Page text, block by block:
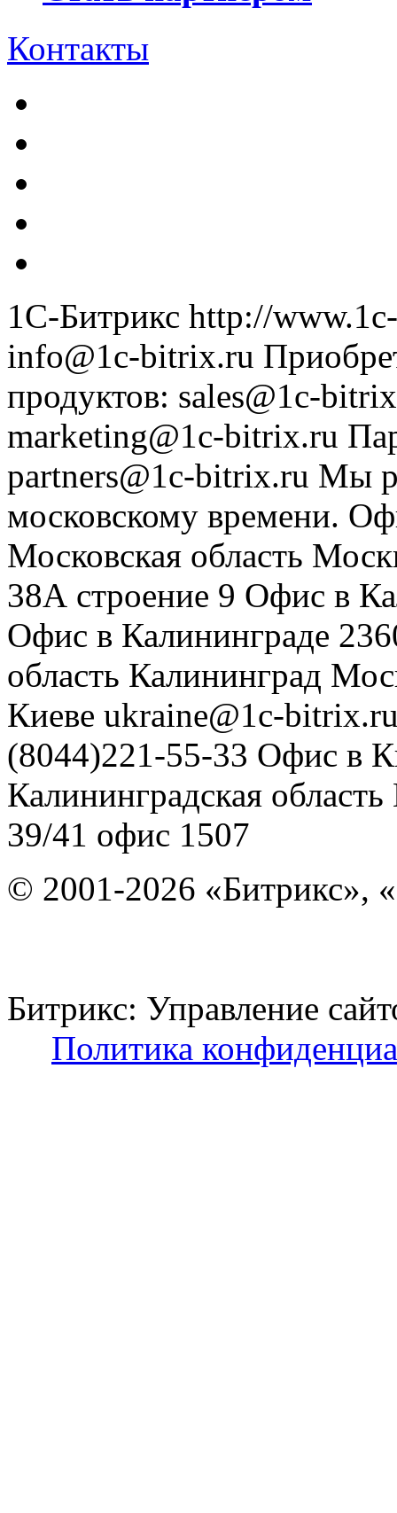
Контакты
1С-Битрикс http://
info@1c-bitrix.ru
продуктов: sales@1c-
marketing@1c-bitrix.ru
partners@1c-bitrix.ru Мы
московскому времени.
Московская область
38А строение 9 Офис в
Офис в Калининграде
область Калининград
Киеве ukraine@1c-
(8044)221-55-33 Офис в
Калининградская область
39/41 офис 1507
© 2001-2026 «Битрикс»,
Битрикс: Управление
Политика